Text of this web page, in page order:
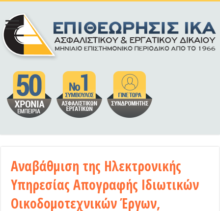
Αναβάθμιση της Ηλεκτρονικής
Υπηρεσίας Απογραφής Ιδιωτικών
Οικοδομοτεχνικών Έργων,